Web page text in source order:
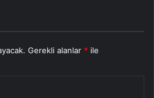
Gerekli alanlar * ile